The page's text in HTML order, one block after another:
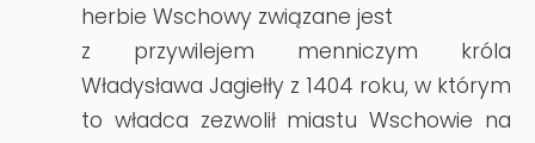
herbie Wschowy związane jest
z przywilejem menniczym króla
Władysława Jagiełły z 1404 roku, w którym
to władca zezwolił miastu Wschowie na